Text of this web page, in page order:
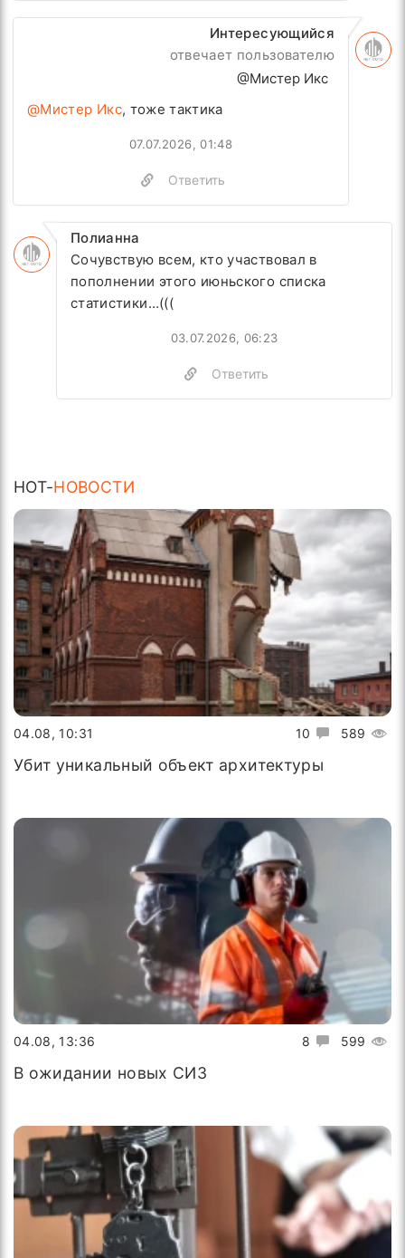
Интересующийся
отвечает пользователю
@Мистер Икс
@Мистер Икс, тоже тактика
Ответить
07.07.2026, 01:48
Полианна
Сочувствую всем, кто участвовал в
пополнении этого июньского списка
статистики…(((
03.07.2026, 06:23
Ответить
HOT-НОВОСТИ
10 589
04.08, 10:31
Убит уникальный объект архитектуры
8 599
04.08, 13:36
В ожидании новых СИЗ